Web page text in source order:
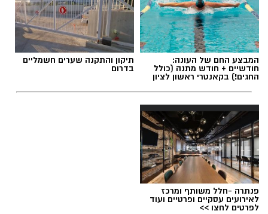
המבצע החם של העונה:
חודשיים + חודש מתנה (כולל
החגים!) בקאנטרי ראשון לציון
תיקון והתקנה שערים חשמליים
בדרום
פנתרה -חלל משותף ומרכז
לאירועים עסקיים ופרטיים ועוד
לפרטים לחצו >>